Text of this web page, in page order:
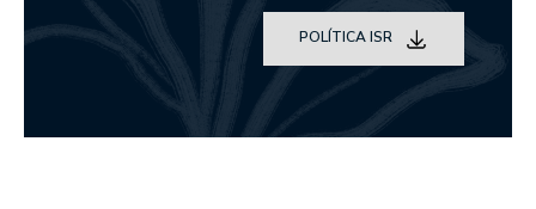
NUESTRA TRAYECTORIA EN ESG
NUESTRO COMPROMISO
NUESTRAS POLÍTICAS
NUESTROS INFORMES
POLÍTICA ISR